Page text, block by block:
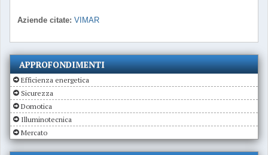
Aziende citate: VIMAR
APPROFONDIMENTI
Efficienza energetica
Sicurezza
Domotica
Illuminotecnica
Mercato